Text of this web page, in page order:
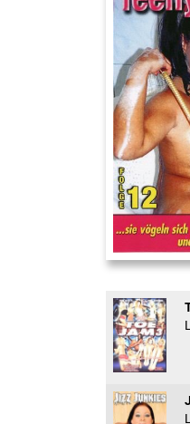
Teeny Fotzen